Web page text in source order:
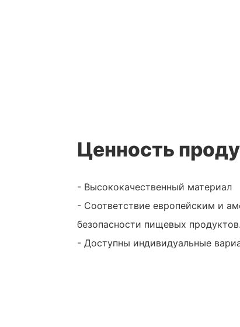
Ценность
- Высококачественный материал
- Соответствие европейским и
безопасности пищевых продуктов.
- Доступны индивидуальные